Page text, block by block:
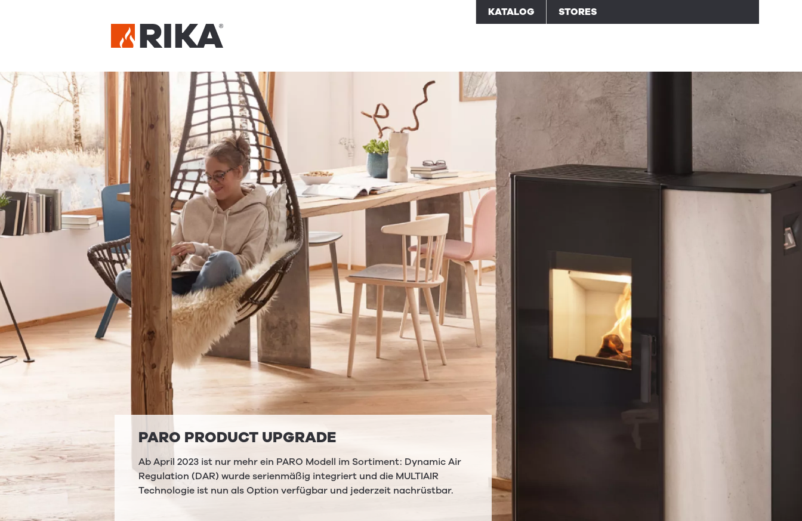
KATALOG STORES
PARO PRODUCT UPGRADE
Ab April 2023 ist nur mehr ein PARO Modell im Sortiment: Dynamic Air
Regulation (DAR) wurde serienmäßig integriert und die MULTIAIR
Technologie ist nun als Option verfügbar und jederzeit nachrüstbar.